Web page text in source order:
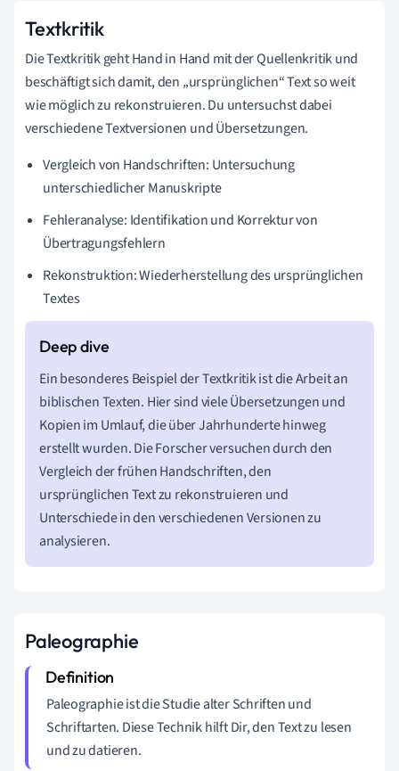
Textkritik
Die Textkritik geht Hand in Hand mit der Quellenkritik und
beschäftigt sich damit, den „ursprünglichen“ Text so weit
wie möglich zu rekonstruieren. Du untersuchst dabei
verschiedene Textversionen und Übersetzungen.
Vergleich von Handschriften: Untersuchung
unterschiedlicher Manuskripte
Fehleranalyse: Identifikation und Korrektur von
Übertragungsfehlern
Rekonstruktion: Wiederherstellung des ursprünglichen
Textes
Ein besonderes Beispiel der Textkritik ist die Arbeit an
biblischen Texten. Hier sind viele Übersetzungen und
Kopien im Umlauf, die über Jahrhunderte hinweg
erstellt wurden. Die Forscher versuchen durch den
Vergleich der frühen Handschriften, den
ursprünglichen Text zu rekonstruieren und
Unterschiede in den verschiedenen Versionen zu
analysieren.
Paleographie
Paleographie ist die Studie alter Schriften und
Schriftarten. Diese Technik hilft Dir, den Text zu lesen
und zu datieren.